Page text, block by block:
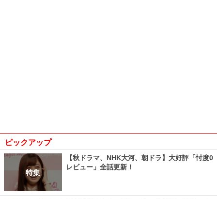
ピックアップ
特集
【秋ドラマ、NHK大河、朝ドラ】大好評「忖度0
レビュー」全話更新！